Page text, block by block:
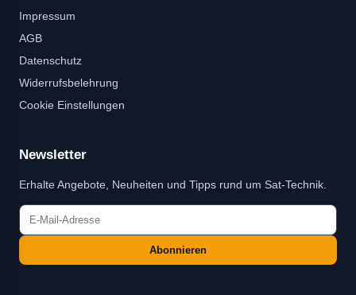
Impressum
AGB
Datenschutz
Widerrufsbelehrung
Cookie Einstellungen
Newsletter
Erhalte Angebote, Neuheiten und Tipps rund um Sat-Technik.
Abonnieren